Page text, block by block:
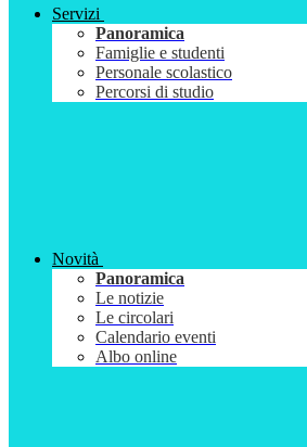
Servizi
Panoramica
Famiglie e studenti
Personale scolastico
Percorsi di studio
Novità
Panoramica
Le notizie
Le circolari
Calendario eventi
Albo online